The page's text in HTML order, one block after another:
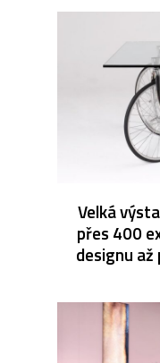
Velká
přes 400
designu